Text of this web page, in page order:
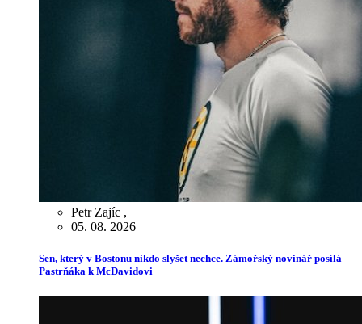
Petr Zajíc ,
05. 08. 2026
Sen, který v Bostonu nikdo slyšet nechce. Zámořský novinář posílá
Pastrňáka k McDavidovi